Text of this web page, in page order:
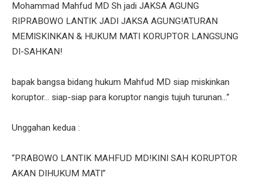
Mohammad Mahfud MD Sh jadi JAKSA AGUNG
RIPRABOWO LANTIK JADI JAKSA AGUNG!ATURAN
MEMISKINKAN & HUKUM MATI KORUPTOR LANGSUNG
DI-SAHKAN!
bapak bangsa bidang hukum Mahfud MD siap miskinkan
koruptor... siap-siap para koruptor nangis tujuh turunan...”
Unggahan kedua :
“PRABOWO LANTIK MAHFUD MD!KINI SAH KORUPTOR
AKAN DIHUKUM MATI”